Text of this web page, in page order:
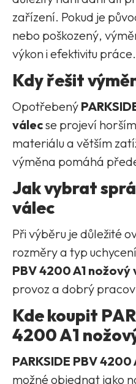
zařízení. Pokud je
nebo poškozený,
výkon i efektivitu práce.
Kdy řešit
Opotřebený
válecse projeví
materiálu a větším
výměna pomáhá
Jak vybrat
válec
Při výběru je důležité
rozměry a typ
PBV 4200 A1 nožový
provoz a dobrý
Kde koupit
4200 A1
PARKSIDE PBV
možné objednat jako